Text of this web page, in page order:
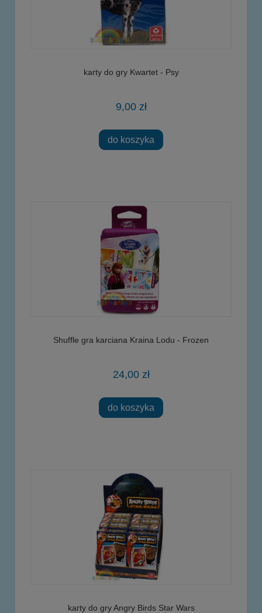
karty do gry Kwartet - Psy
9,00 zł
do koszyka
Shuffle gra karciana Kraina Lodu - Frozen
24,00 zł
do koszyka
karty do gry Angry Birds Star Wars